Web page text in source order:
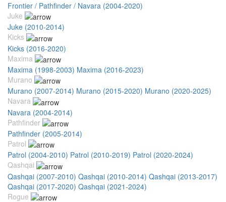
Frontier / Pathfinder / Navara (2004-2020)
Juke
Juke (2010-2014)
Kicks
Kicks (2016-2020)
Maxima
Maxima (1998-2003) Maxima (2016-2023)
Murano
Murano (2007-2014) Murano (2015-2020) Murano (2020-2025)
Navara
Navara (2004-2014)
Pathfinder
Pathfinder (2005-2014)
Patrol
Patrol (2004-2010) Patrol (2010-2019) Patrol (2020-2024)
Qashqai
Qashqai (2007-2010) Qashqai (2010-2014) Qashqai (2013-2017)
Qashqai (2017-2020) Qashqai (2021-2024)
Rogue